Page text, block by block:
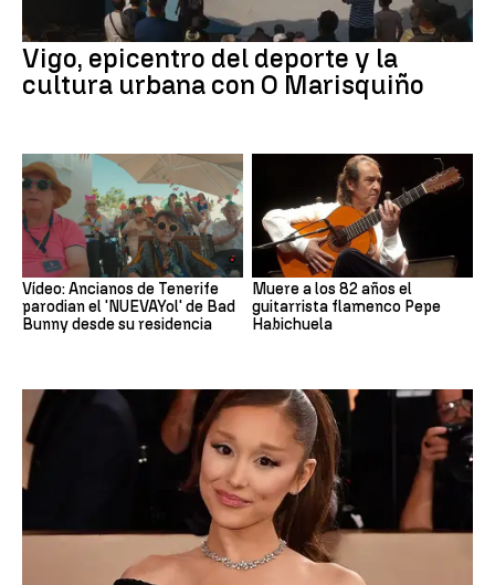
Vigo, epicentro del deporte y la
cultura urbana con O Marisquiño
Vídeo: Ancianos de Tenerife
parodian el 'NUEVAYol' de Bad
Bunny desde su residencia
Muere a los 82 años el
guitarrista flamenco Pepe
Habichuela